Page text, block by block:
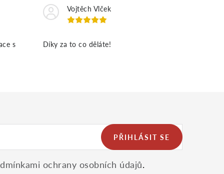
s
Vojtěch Vlček
Díky za to co děláte!
ochrany osobních údajů.
PŘIHLÁSIT SE